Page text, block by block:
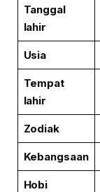
Tanggal
lahir
Usia
Tempat
lahir
Zodiak
Kebangsaan
Hobi